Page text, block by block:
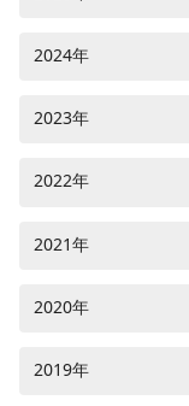
2024年
2023年
2022年
2021年
2020年
2019年